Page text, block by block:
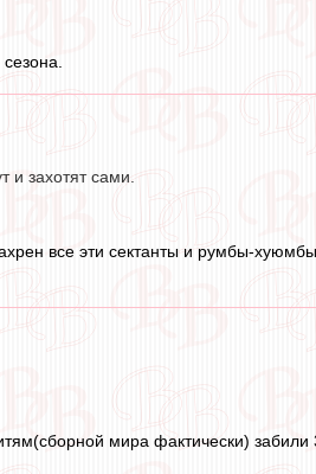
и захотят сами.
все эти сектанты и румбы-
мира фактически) забили